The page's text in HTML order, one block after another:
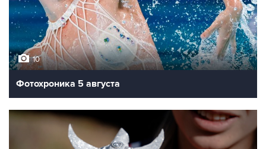
10
Фотохроника 5 августа